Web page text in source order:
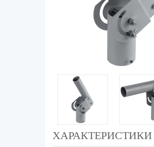
ХАРАКТЕРИСТИКИ